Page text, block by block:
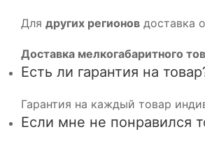
Для других регионов доставка
Доставка мелкогабаритного
Есть ли гарантия на
Гарантия на каждый товар
Если мне не понравился